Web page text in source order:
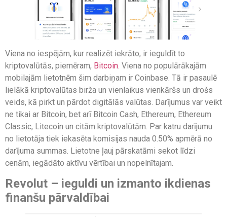
Viena no iespējām, kur realizēt iekrāto, ir ieguldīt to
kriptovalūtās, piemēram, Bitcoin . Viena no populārākajām
mobilajām lietotnēm šim darbiņam ir Coinbase. Tā ir pasaulē
lielākā kriptovalūtas birža un vienlaikus vienkāršs un drošs
veids, kā pirkt un pārdot digitālās valūtas. Darījumus var veikt
ne tikai ar Bitcoin, bet arī Bitcoin Cash, Ethereum, Ethereum
Classic, Litecoin un citām kriptovalūtām. Par katru darījumu
no lietotāja tiek iekasēta komisijas nauda 0.50% apmērā no
darījuma summas. Lietotne ļauj pārskatāmi sekot līdzi
cenām, iegādāto aktīvu vērtībai un nopelnītajam.
Revolut – ieguldi un izmanto ikdienas
finanšu pārvaldībai